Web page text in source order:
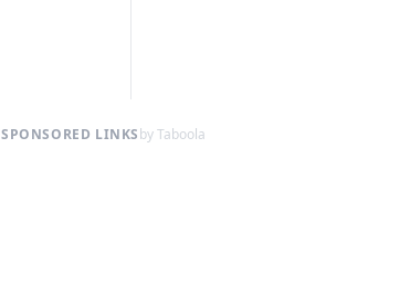
SPONSORED LINKSby Taboola